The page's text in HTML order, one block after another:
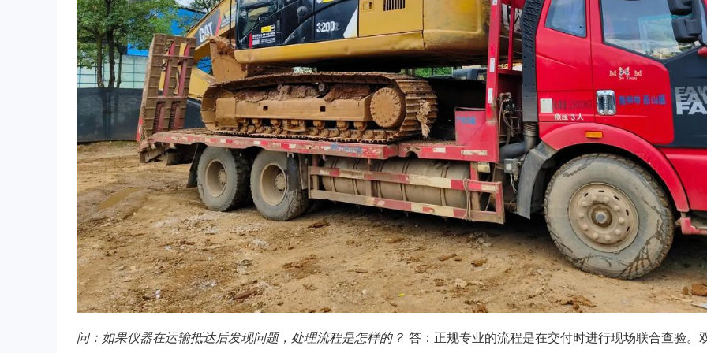
问：如果仪器在运输抵达后发现问题，处理流程是怎样的？ 答：正规专业的流程是在交付时进行现场联合查验。